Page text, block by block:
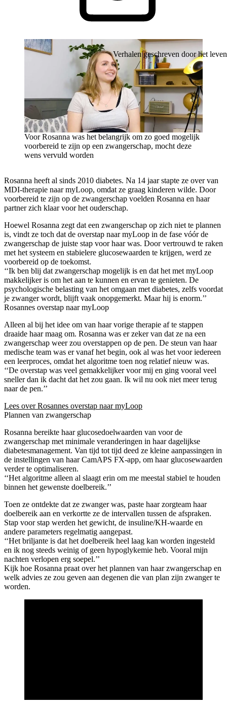
Verhalen geschreven door het leven
Voor Rosanna was het belangrijk om zo goed mogelijk
voorbereid te zijn op een zwangerschap, mocht deze
wens vervuld worden
Rosanna heeft al sinds 2010 diabetes. Na 14 jaar stapte ze over van
MDI-therapie naar myLoop, omdat ze graag kinderen wilde. Door
voorbereid te zijn op de zwangerschap voelden Rosanna en haar
partner zich klaar voor het ouderschap.
Hoewel Rosanna zegt dat een zwangerschap op zich niet te plannen
is, vindt ze toch dat de overstap naar myLoop in de fase vóór de
zwangerschap de juiste stap voor haar was. Door vertrouwd te raken
met het systeem en stabielere glucosewaarden te krijgen, werd ze
voorbereid op de toekomst.
‘‘Ik ben blij dat zwangerschap mogelijk is en dat het met myLoop
makkelijker is om het aan te kunnen en ervan te genieten. De
psychologische belasting van het omgaan met diabetes, zelfs voordat
je zwanger wordt, blijft vaak onopgemerkt. Maar hij is enorm.’’
Rosannes overstap naar myLoop
Alleen al bij het idee om van haar vorige therapie af te stappen
draaide haar maag om. Rosanna was er zeker van dat ze na een
zwangerschap weer zou overstappen op de pen. De steun van haar
medische team was er vanaf het begin, ook al was het voor iedereen
een leerproces, omdat het algoritme toen nog relatief nieuw was.
‘‘De overstap was veel gemakkelijker voor mij en ging vooral veel
sneller dan ik dacht dat het zou gaan. Ik wil nu ook niet meer terug
naar de pen.’’
Lees over Rosannes overstap naar myLoop
Plannen van zwangerschap
Rosanna bereikte haar glucosedoelwaarden van voor de
zwangerschap met minimale veranderingen in haar dagelijkse
diabetesmanagement. Van tijd tot tijd deed ze kleine aanpassingen in
de instellingen van haar CamAPS FX-app, om haar glucosewaarden
verder te optimaliseren.
‘‘Het algoritme alleen al slaagt erin om me meestal stabiel te houden
binnen het gewenste doelbereik.’’
Toen ze ontdekte dat ze zwanger was, paste haar zorgteam haar
doelbereik aan en verkortte ze de intervallen tussen de afspraken.
Stap voor stap werden het gewicht, de insuline/KH-waarde en
andere parameters regelmatig aangepast.
‘‘Het briljante is dat het doelbereik heel laag kan worden ingesteld
en ik nog steeds weinig of geen hypoglykemie heb. Vooral mijn
nachten verlopen erg soepel.’’
Kijk hoe Rosanna praat over het plannen van haar zwangerschap en
welk advies ze zou geven aan degenen die van plan zijn zwanger te
worden.